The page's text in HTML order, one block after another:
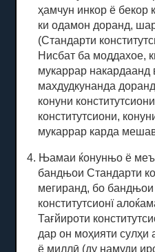
ҳамчун инкор ё бекор
ки одамон доранд,
(Стандарти
Нисбат ба моддахое,
мукаррар накардаанд
махдудкунанда
конуни
конститутсиони,
мукаррар карда
4. Њамаи ќонунњо ё
бандњои Стандарти
мегиранд, бо
конститутсионї
Тағйироти
дар он моҳияти
ё миллӣ (ду намуди